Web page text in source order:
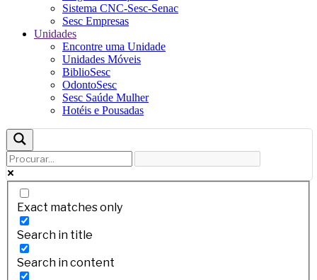
Sistema CNC-Sesc-Senac
Sesc Empresas
Unidades
Encontre uma Unidade
Unidades Móveis
BiblioSesc
OdontoSesc
Sesc Saúde Mulher
Hotéis e Pousadas
Exact matches only
Search in title
Search in content